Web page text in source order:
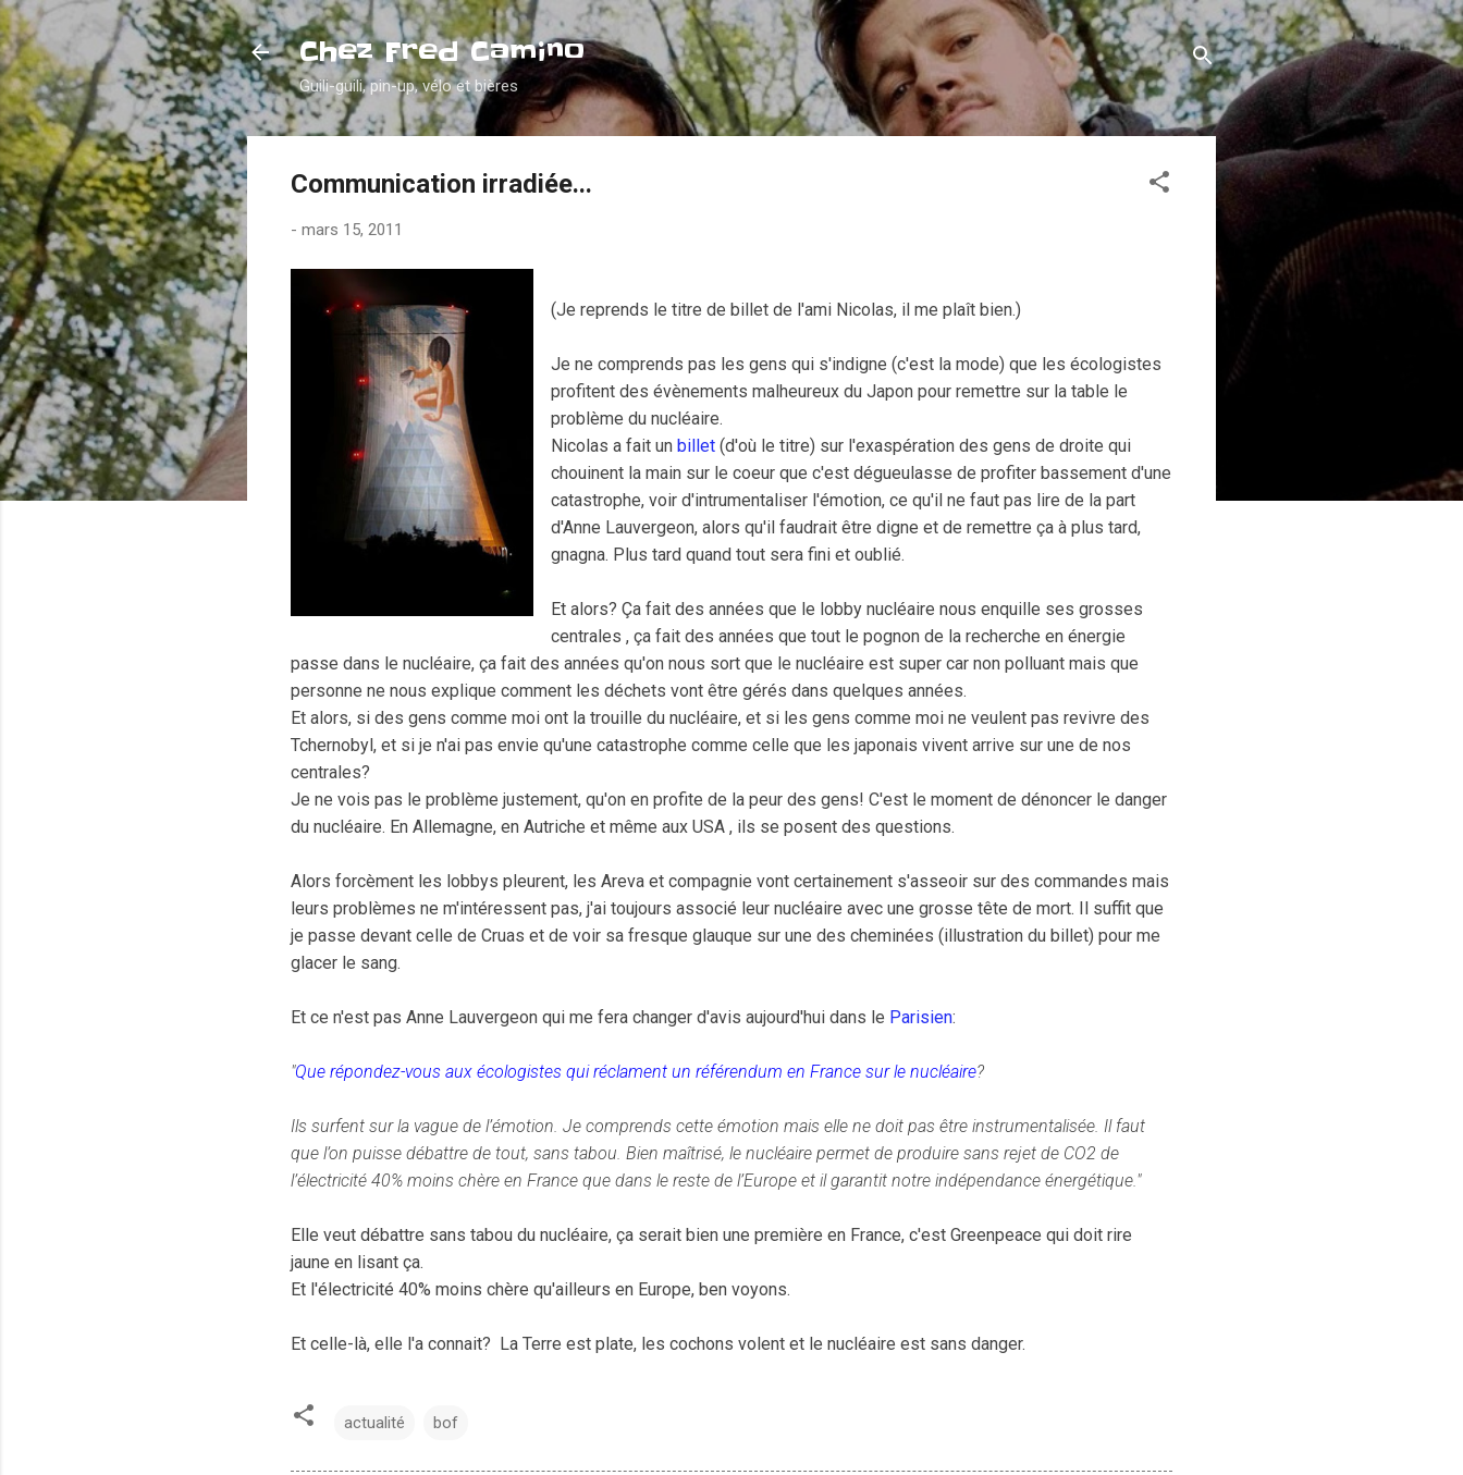
Accéder au contenu principal
Chez Fred Camino
Guili-guili, pin-up, vélo et bières
Communication irradiée...
- mars 15, 2011
(Je reprends le titre de billet de l'ami Nicolas, il me plaît bien.)
Je ne comprends pas les gens qui s'indigne (c'est la mode) que les écologistes
profitent des évènements malheureux du Japon pour remettre sur la table le
problème du nucléaire.
Nicolas a fait un billet (d'où le titre) sur l'exaspération des gens de droite qui
chouinent la main sur le coeur que c'est dégueulasse de profiter bassement d'une
catastrophe, voir d'intrumentaliser l'émotion, ce qu'il ne faut pas lire de la part
d'Anne Lauvergeon, alors qu'il faudrait être digne et de remettre ça à plus tard,
gnagna. Plus tard quand tout sera fini et oublié.
Et alors? Ça fait des années que le lobby nucléaire nous enquille ses grosses
centrales , ça fait des années que tout le pognon de la recherche en énergie
passe dans le nucléaire, ça fait des années qu'on nous sort que le nucléaire est super car non polluant mais que
personne ne nous explique comment les déchets vont être gérés dans quelques années.
Et alors, si des gens comme moi ont la trouille du nucléaire, et si les gens comme moi ne veulent pas revivre des
Tchernobyl, et si je n'ai pas envie qu'une catastrophe comme celle que les japonais vivent arrive sur une de nos
centrales?
Je ne vois pas le problème justement, qu'on en profite de la peur des gens! C'est le moment de dénoncer le danger
du nucléaire. En Allemagne, en Autriche et même aux USA , ils se posent des questions.
Alors forcèment les lobbys pleurent, les Areva et compagnie vont certainement s'asseoir sur des commandes mais
leurs problèmes ne m'intéressent pas, j'ai toujours associé leur nucléaire avec une grosse tête de mort. Il suffit que
je passe devant celle de Cruas et de voir sa fresque glauque sur une des cheminées (illustration du billet) pour me
glacer le sang.
Et ce n'est pas Anne Lauvergeon qui me fera changer d'avis aujourd'hui dans le Parisien:
"Que répondez-vous aux écologistes qui réclament un référendum en France sur le nucléaire?
Ils surfent sur la vague de l’émotion. Je comprends cette émotion mais elle ne doit pas être instrumentalisée. Il faut
que l’on puisse débattre de tout, sans tabou. Bien maîtrisé, le nucléaire permet de produire sans rejet de CO2 de
l’électricité 40% moins chère en France que dans le reste de l’Europe et il garantit notre indépendance énergétique."
Elle veut débattre sans tabou du nucléaire, ça serait bien une première en France, c'est Greenpeace qui doit rire
jaune en lisant ça.
Et l'électricité 40% moins chère qu'ailleurs en Europe, ben voyons.
Et celle-là, elle l'a connait? La Terre est plate, les cochons volent et le nucléaire est sans danger.
actualité bof